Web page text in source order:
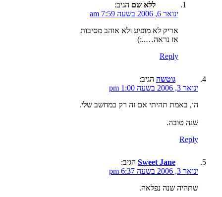
ללא שם הגיב:
ינואר 6, 2006 בשעה 7:59 am
אריק לא מופיע ולא אוהב מסיבות
אז נראה…..:)
Reply
גוטשה הגיב:
ינואר 3, 2006 בשעה 1:00 pm
הו, באמת תהיתי אם זה רק במחשב שלי.
שנה טובה.
Reply
Sweet Jane הגיב:
ינואר 3, 2006 בשעה 6:37 pm
שתהיה שנה נפלאה.